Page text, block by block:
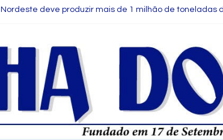
Nordeste deve produzir mais de 1 milhão de toneladas
Estudante de Salvador é selecionada para intercâmbio
FIEB lança Comitê das Cadeias Química e